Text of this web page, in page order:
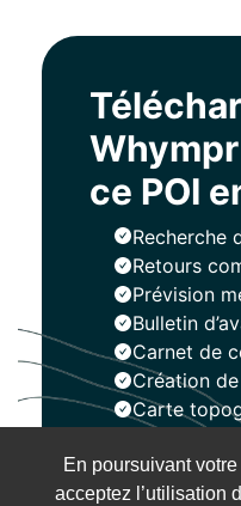
ce POI
Recherche
Retours
Prévision
Bulletin
Carnet de
Création
Carte
Installer
En poursuivant
acceptez l’utilisation